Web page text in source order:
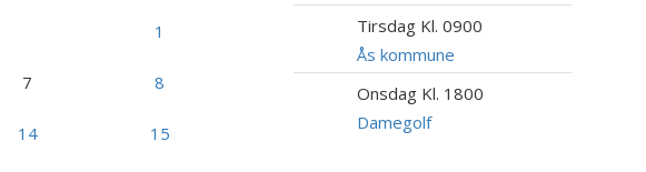
1
7 8
14 15
Tirsdag Kl. 0900
Ås kommune
Onsdag Kl. 1800
Damegolf